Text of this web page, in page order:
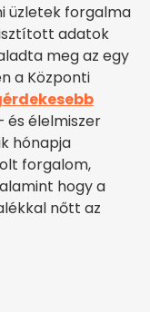
üzletek forgalma
adatok
meg az egy
a Központi
és élelmiszer
hónapja
forgalom,
hogy a
nőtt az